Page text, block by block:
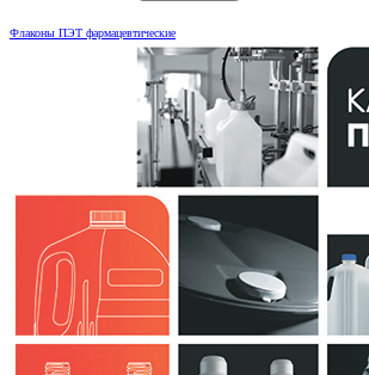
Флаконы ПЭТ фармацевтические